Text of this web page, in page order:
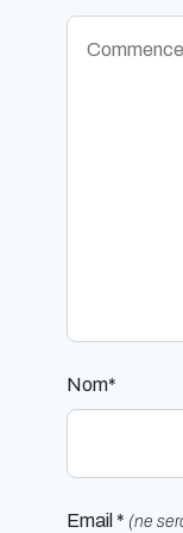
Nom*
Email * (ne